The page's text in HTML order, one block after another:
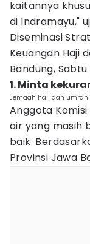
kaitannya
di Indramayu,"
Diseminasi
Keuangan Haji
Bandung,
1. Minta
Jemaah haji dan
Anggota Komisi
air yang masih
baik.
Provinsi Jawa